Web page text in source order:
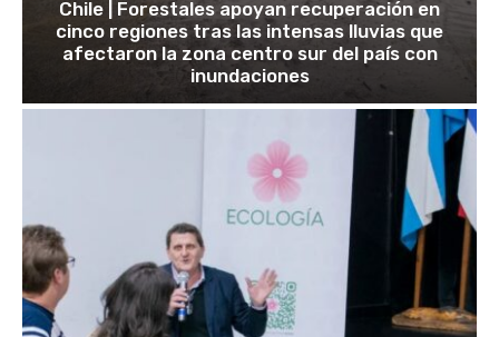
Chile | Forestales apoyan recuperación en
cinco regiones tras las intensas lluvias que
afectaron la zona centro sur del país con
inundaciones